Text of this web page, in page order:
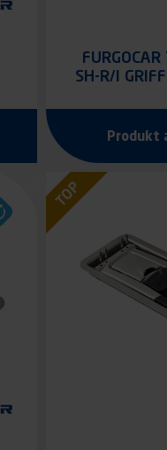
SH-R/I
Produkt
TOP